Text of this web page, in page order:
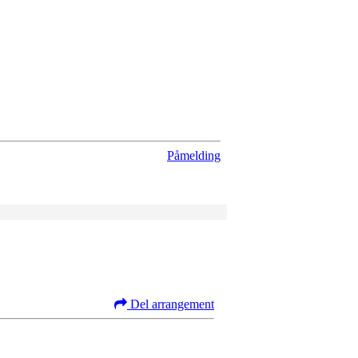
Påmelding
Del arrangement